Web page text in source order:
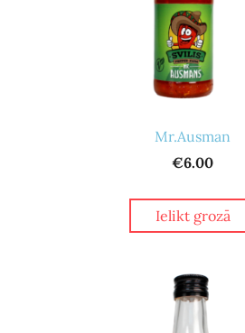
Mr.Ausman
€6.00
Ielikt grozā